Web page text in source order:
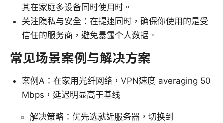
其在家庭多设备同时使用时。
关注隐私与安全：在提速同时，确保你使用的是受
信任的服务商，避免暴露个人数据。
常见场景案例与解决方案
案例A：在家用光纤网络，VPN速度 averaging 50
Mbps，延迟明显高于基线
解决策略：优先选就近服务器，切换到